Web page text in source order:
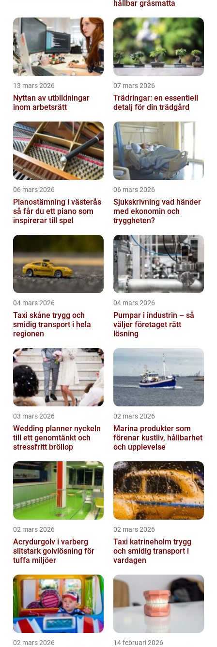
hållbar gräsmatta
13 mars 2026
Nyttan av utbildningar
inom arbetsrätt
07 mars 2026
Trädringar: en essentiell
detalj för din trädgård
06 mars 2026
Pianostämning i västerås
så får du ett piano som
inspirerar till spel
06 mars 2026
Sjukskrivning vad händer
med ekonomin och
tryggheten?
04 mars 2026
Taxi skåne trygg och
smidig transport i hela
regionen
04 mars 2026
Pumpar i industrin – så
väljer företaget rätt
lösning
03 mars 2026
Wedding planner nyckeln
till ett genomtänkt och
stressfritt bröllop
02 mars 2026
Marina produkter som
förenar kustliv, hållbarhet
och upplevelse
02 mars 2026
Acrydurgolv i varberg
slitstark golvlösning för
tuffa miljöer
02 mars 2026
Taxi katrineholm trygg
och smidig transport i
vardagen
02 mars 2026 14 februari 2026